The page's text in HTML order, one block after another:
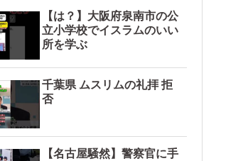
【は？】大阪府泉南市の公
立小学校でイスラムのいい
所を学ぶ
千葉県 ムスリムの礼拝 拒
否
【名古屋騒然】警察官に手